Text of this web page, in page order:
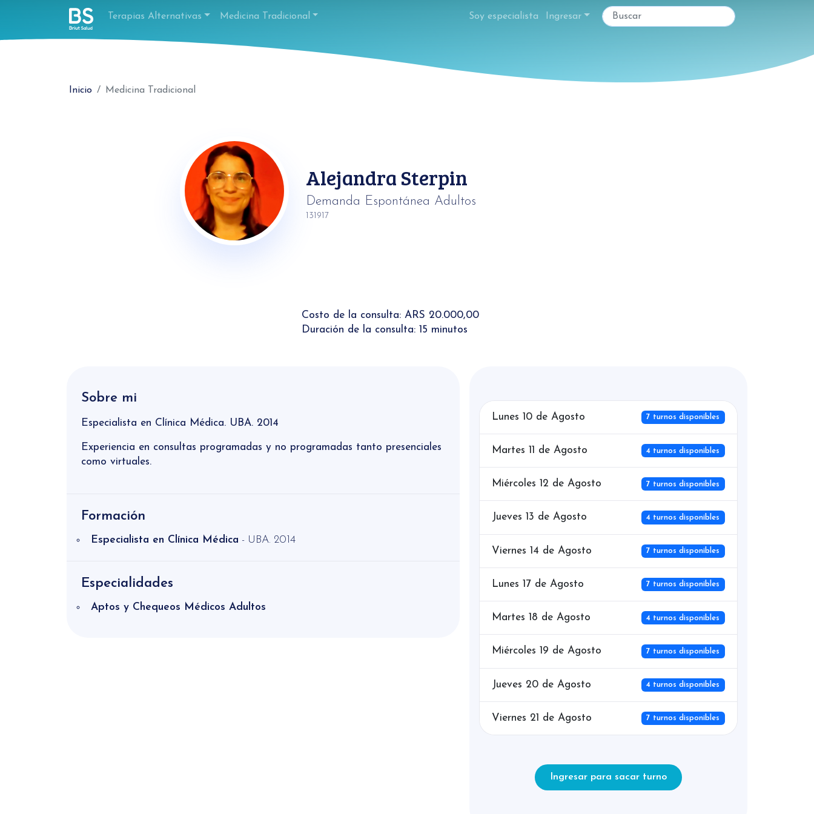
Terapias Alternativas Medicina Tradicional Soy especialista Ingresar
Inicio Medicina Tradicional
Alejandra Sterpin
Demanda Espontánea Adultos
131917
Costo de la consulta: ARS 20.000,00
Duración de la consulta: 15 minutos
Sobre mi
Especialista en Clínica Médica. UBA. 2014
Experiencia en consultas programadas y no programadas tanto presenciales
como virtuales.
Formación
Especialista en Clínica Médica - UBA. 2014
Especialidades
Aptos y Chequeos Médicos Adultos
Lunes 10 de Agosto 7 turnos disponibles
Martes 11 de Agosto 4 turnos disponibles
Miércoles 12 de Agosto 7 turnos disponibles
Jueves 13 de Agosto 4 turnos disponibles
Viernes 14 de Agosto 7 turnos disponibles
Lunes 17 de Agosto 7 turnos disponibles
Martes 18 de Agosto 4 turnos disponibles
Miércoles 19 de Agosto 7 turnos disponibles
Jueves 20 de Agosto 4 turnos disponibles
Viernes 21 de Agosto 7 turnos disponibles
Ingresar para sacar turno